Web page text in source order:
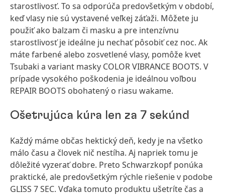
starostlivosť. To sa odporúča predovšetkým v období,
keď vlasy nie sú vystavené veľkej záťaži. Môžete ju
použiť ako balzam či masku a pre intenzívnu
starostlivosť je ideálne ju nechať pôsobiť cez noc. Ak
máte farbené alebo zosvetlené vlasy, pomôže kvet
Tsubaki a variant masky COLOR VIBRANCE BOOTS. V
prípade vysokého poškodenia je ideálnou voľbou
REPAIR BOOTS obohatený o riasu wakame.
Ošetrujúca kúra len za 7 sekúnd
Každý máme občas hektický deň, kedy je na všetko
málo času a človek nič nestíha. Aj napriek tomu je
dôležité vyzerať dobre. Preto Schwarzkopf ponúka
praktické, ale predovšetkým rýchle riešenie v podobe
GLISS 7 SEC. Vďaka tomuto produktu ušetríte čas a